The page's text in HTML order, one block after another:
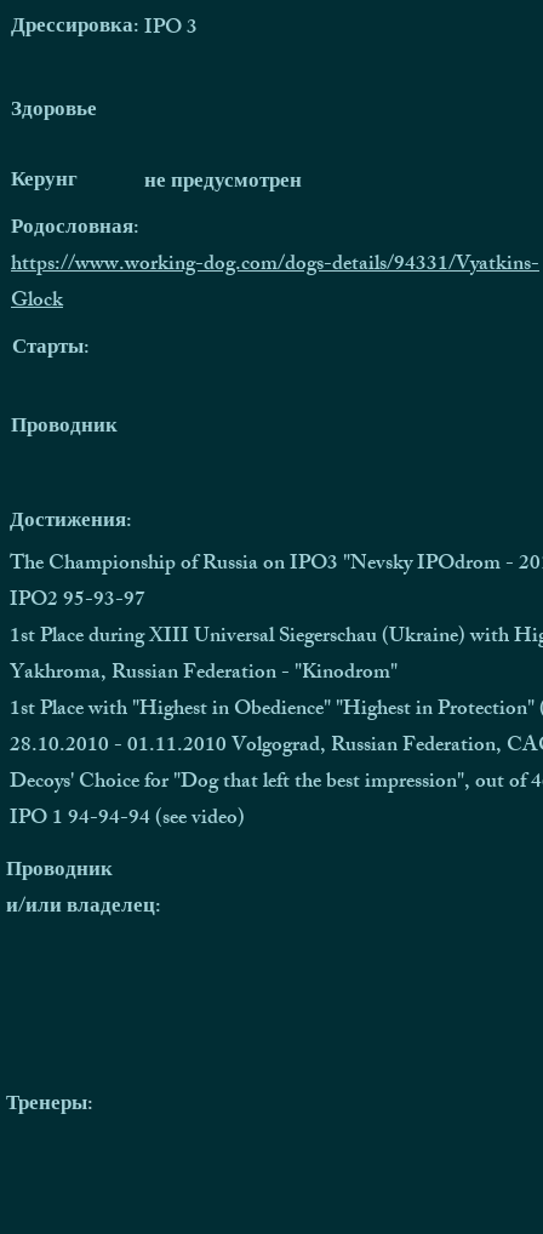
Дрессировка:IPO 3
Здоровье
Керунг
не предусмотрен
Родословная:
https://www.working-dog.com/dogs-details/94331/Vyatkins-
Glock
Старты:
Проводник
Достижения:
The Championship of Russia on IPO3 "Nevsky IPOdrom -
IPO2 95-93-97
1st Place during XIII Universal Siegerschau (Ukraine) with
Yakhroma, Russian Federation - "Kinodrom"
1st Place with "Highest in Obedience" "Highest in
28.10.2010 - 01.11.2010 Volgograd, Russian Federation,
Decoys' Choice for "Dog that left the best impression", out of
IPO 1 94-94-94 (see video)
Проводник
и/или владелец:
Тренеры: